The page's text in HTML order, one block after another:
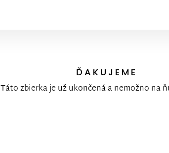
ĎAKUJEME
Táto zbierka je už ukončená a nemožno na